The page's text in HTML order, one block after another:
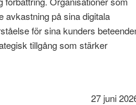
avkastning på sina digitala
för sina kunders
tillgång som stärker
27 juni